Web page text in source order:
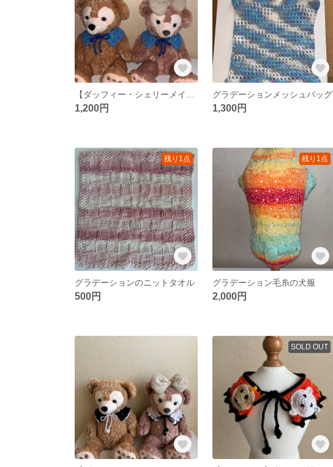
1,200円
グラデーションメッシュバッグ
1,300円
残り1点
グラデーションのニットタオル
500円
残り1点
グラデーション毛糸の犬服
2,000円
SOLD OUT